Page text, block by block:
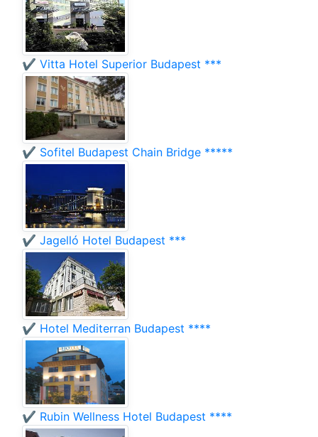
✔️ Vitta Hotel Superior Budapest ***
✔️ Sofitel Budapest Chain Bridge *****
✔️ Jagelló Hotel Budapest ***
✔️ Hotel Mediterran Budapest ****
✔️ Rubin Wellness Hotel Budapest ****